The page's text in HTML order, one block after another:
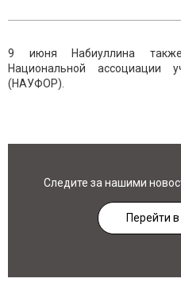
9 июня Набиуллина
Национальной ассоциации
(НАУФОР).
Следите за нашими
Перейти